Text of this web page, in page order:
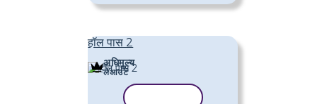
हॉल पास 2
अधिमूल्य
लेआउट